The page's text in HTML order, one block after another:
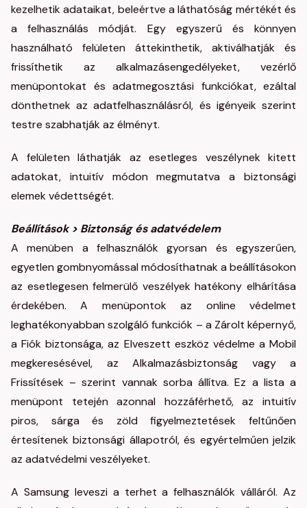
kezelhetik adataikat, beleértve a láthatóság mértékét és
a felhasználás módját. Egy egyszerű és könnyen
használható felületen áttekinthetik, aktiválhatják és
frissíthetik az alkalmazásengedélyeket, vezérlő
menüpontokat és adatmegosztási funkciókat, ezáltal
dönthetnek az adatfelhasználásról, és igényeik szerint
testre szabhatják az élményt.
A felületen láthatják az esetleges veszélynek kitett
adatokat, intuitív módon megmutatva a biztonsági
elemek védettségét.
Beállítások > Biztonság és adatvédelem
A menüben a felhasználók gyorsan és egyszerűen,
egyetlen gombnyomással módosíthatnak a beállításokon
az esetlegesen felmerülő veszélyek hatékony elhárítása
érdekében. A menüpontok az online védelmet
leghatékonyabban szolgáló funkciók – a Zárolt képernyő,
a Fiók biztonsága, az Elveszett eszköz védelme a Mobil
megkeresésével, az Alkalmazásbiztonság vagy a
Frissítések – szerint vannak sorba állítva. Ez a lista a
menüpont tetején azonnal hozzáférhető, az intuitív
piros, sárga és zöld figyelmeztetések feltűnően
értesítenek biztonsági állapotról, és egyértelműen jelzik
az adatvédelmi veszélyeket.
A Samsung leveszi a terhet a felhasználók válláról. Az